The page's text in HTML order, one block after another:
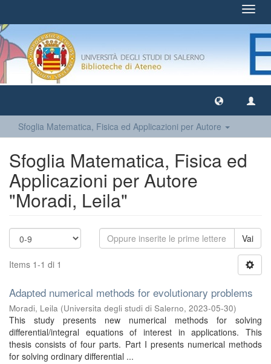
Sfoglia Matematica, Fisica ed Applicazioni per Autore
Sfoglia Matematica, Fisica ed
Applicazioni per Autore
"Moradi, Leila"
Vai
Items 1-1 di 1
Adapted numerical methods for evolutionary problems
Moradi, Leila (Universita degli studi di Salerno, 2023-05-30)
This study presents new numerical methods for solving
differential/integral equations of interest in applications. This
thesis consists of four parts. Part I presents numerical methods
for solving ordinary differential ...